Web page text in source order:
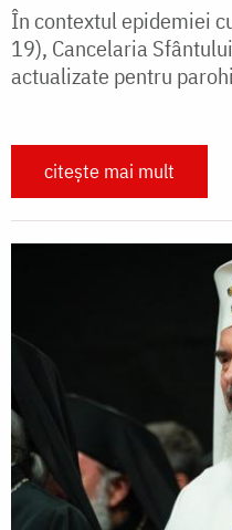
În contextul epidemiei
19), Cancelaria
actualizate pentru
citește mai mult